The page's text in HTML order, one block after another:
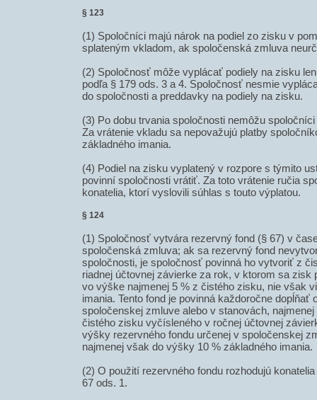
§ 123
(1) Spoločníci majú nárok na podiel zo zisku v
splateným vkladom, ak spoločenská zmluva
(2) Spoločnosť môže vyplácať podiely na zisku
podľa § 179 ods. 3 a 4. Spoločnosť nesmie
do spoločnosti a preddavky na podiely na zisku.
(3) Po dobu trvania spoločnosti nemôžu
Za vrátenie vkladu sa nepovažujú platby
základného imania.
(4) Podiel na zisku vyplatený v rozpore s týmito
povinní spoločnosti vrátiť. Za toto vrátenie ručia
konatelia, ktorí vyslovili súhlas s touto výplatou.
§ 124
(1) Spoločnosť vytvára rezervný fond (§ 67) v
spoločenská zmluva; ak sa rezervný fond
spoločnosti, je spoločnosť povinná ho vytvoriť z
riadnej účtovnej závierke za rok, v ktorom sa zisk
vo výške najmenej 5 % z čistého zisku, nie však
imania. Tento fond je povinná každoročne dopĺňať
spoločenskej zmluve alebo v stanovách,
čistého zisku vyčísleného v ročnej účtovnej
výšky rezervného fondu určenej v spoločenskej
najmenej však do výšky 10 % základného imania.
(2) O použití rezervného fondu rozhodujú
67 ods. 1.